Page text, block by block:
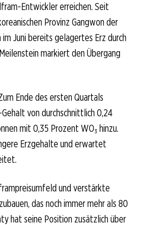
Entwickler erreichen. Seit
Provinz Gangwon der
Juni bereits gelagertes Erz durch
markiert den Übergang
Ende des ersten Quartals
von durchschnittlich 0,24
mit 0,35 Prozent WO₃ hinzu.
Erzgehalte und erwartet
und verstärkte
das noch immer mehr als 80
hat seine Position zusätzlich über